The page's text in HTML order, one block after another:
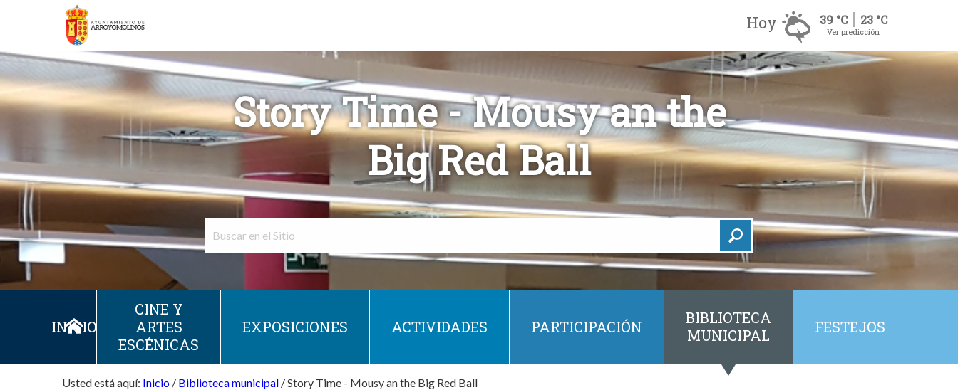
Hoy 39 °C 23 °C
Ver predicción
Story Time - Mousy an the
Big Red Ball
INICIO
CINE Y
ARTES
ESCÉNICAS
EXPOSICIONES ACTIVIDADES PARTICIPACIÓN
BIBLIOTECA
MUNICIPAL
FESTEJOS
Usted está aquí: Inicio / Biblioteca municipal /Story Time - Mousy an the Big Red Ball